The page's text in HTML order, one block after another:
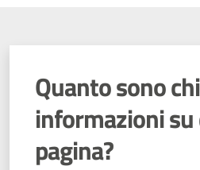
Quanto sono
informazioni
pagina?